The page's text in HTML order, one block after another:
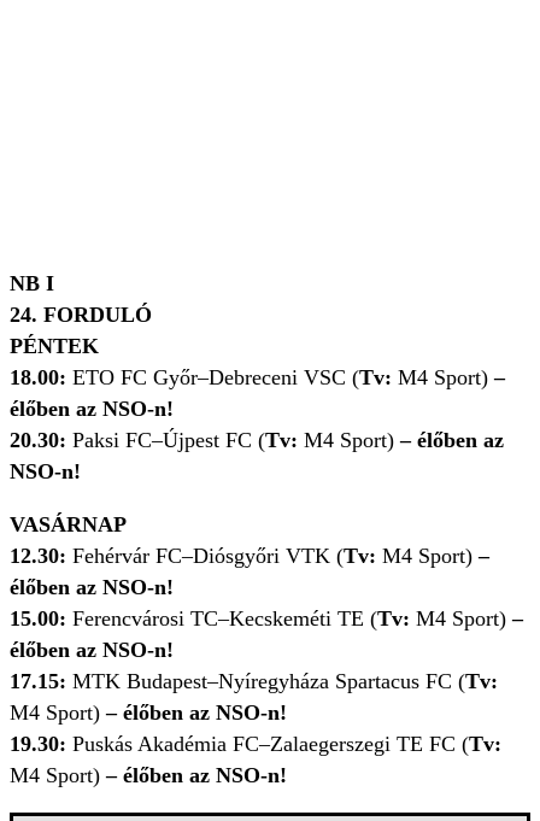
NB I
24. FORDULÓ
PÉNTEK
18.00: ETO FC Győr–Debreceni VSC (Tv: M4 Sport)–
élőben az NSO-n!
20.30: Paksi FC–Újpest FC (Tv: M4 Sport)– élőben az
NSO-n!
VASÁRNAP
12.30: Fehérvár FC–Diósgyőri VTK (Tv: M4 Sport) –
élőben az NSO-n!
15.00: Ferencvárosi TC–Kecskeméti TE (Tv: M4 Sport) –
élőben az NSO-n!
17.15: MTK Budapest–Nyíregyháza Spartacus FC (Tv:
M4 Sport) – élőben az NSO-n!
19.30: Puskás Akadémia FC–Zalaegerszegi TE FC (Tv:
M4 Sport) – élőben az NSO-n!